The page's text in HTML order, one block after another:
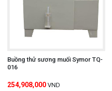
Buồng thử sương muối Symor TQ-
016
254,908,000 VND